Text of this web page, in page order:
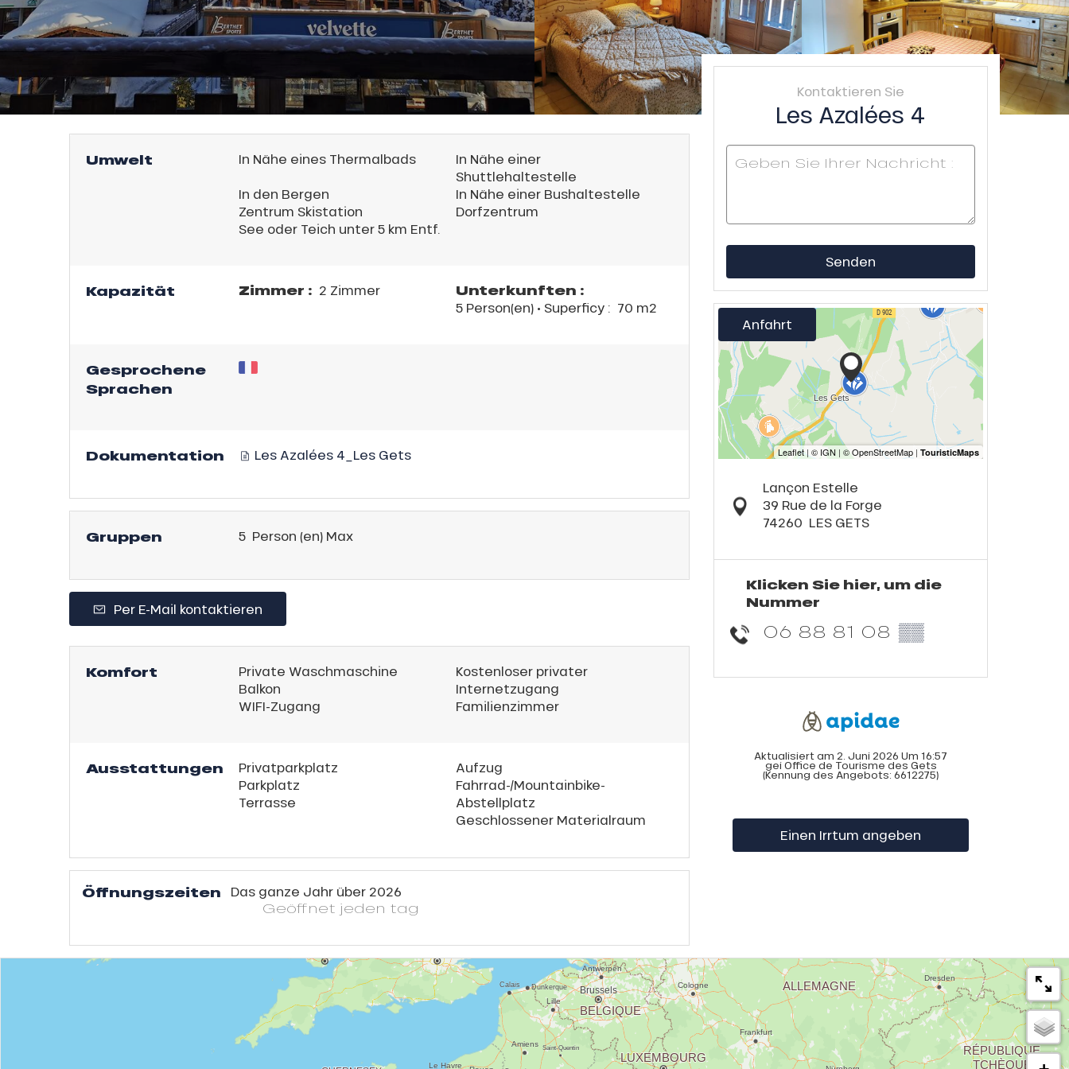
Umwelt In Nähe eines Thermalbads
In Nähe einer
Shuttlehaltestelle
In den Bergen
In Nähe einer Bushaltestelle
Zentrum Skistation
Dorfzentrum
See oder Teich unter 5 km Entf.
Kapazität Zimmer : 2 Zimmer Unterkunften :
5 Person(en) • Superficy : 70 m2
Gesprochene
Sprachen
Dokumentation Les Azalées 4_Les Gets
Gruppen 5 Person (en) Max
Per E-Mail kontaktieren
Komfort
Private Waschmaschine
Balkon
WIFI-Zugang
Kostenloser privater
Internetzugang
Familienzimmer
Ausstattungen
Privatparkplatz
Parkplatz
Terrasse
Aufzug
Fahrrad-/Mountainbike-
Abstellplatz
Geschlossener Materialraum
Öffnungszeiten
Das ganze Jahr über 2026
Geöffnet jeden tag
Kontaktieren Sie
Les Azalées 4
Senden
Anfahrt
Lançon Estelle
39 Rue de la Forge
74260 LES GETS
Klicken Sie hier, um die
Nummer
06 88 81 08 ▒▒
Aktualisiert am 2. Juni 2026 Um 16:57
gei Office de Tourisme des Gets
(Kennung des Angebots: 6612275)
Einen Irrtum angeben